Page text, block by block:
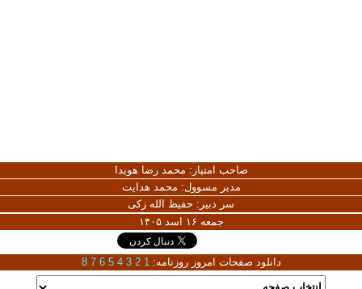
صاحب امتیاز: محمد رضا هویدا
مدیر مسوول: محمد هدایت
سر دبیر: حفیظ الله زکی
جمعه ۱۶ اسد ۱۴۰۵
دانلود صفحات امروز روزنامه: 1
2
3
4
5
6
7
8